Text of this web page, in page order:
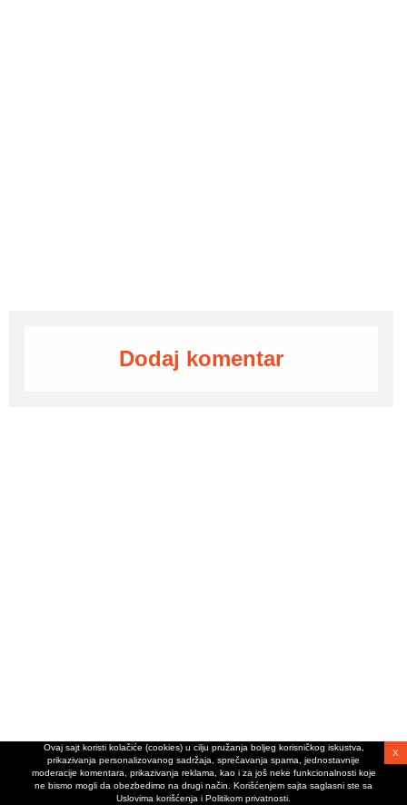
Dodaj komentar
Ovaj sajt koristi kolačiće (cookies) u cilju pružanja boljeg korisničkog iskustva,
prikazivanja personalizovanog sadržaja, sprečavanja spama, jednostavnije
moderacije komentara, prikazivanja reklama, kao i za još neke funkcionalnosti koje
ne bismo mogli da obezbedimo na drugi način. Korišćenjem sajta saglasni ste sa
Uslovima korišćenja i Politikom privatnosti.
X